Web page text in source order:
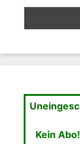
Kein